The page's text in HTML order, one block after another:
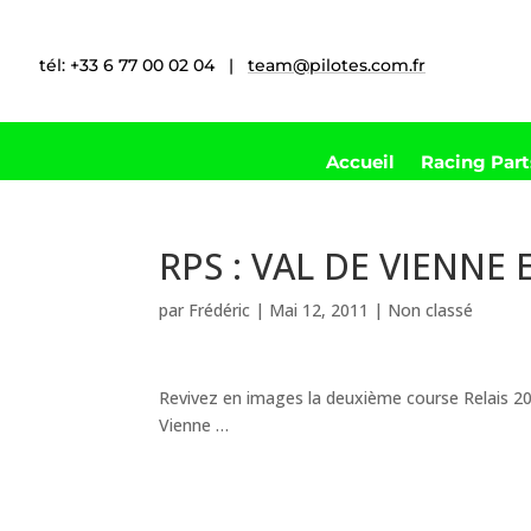
tél: +33 6 77 00 02 04 | team@pilotes.com.fr
Accueil Racing
RPS : VAL DE VIENNE
par Frédéric | Mai 12, 2011 | Non classé
Revivez en images la deuxième course Relais
Vienne …